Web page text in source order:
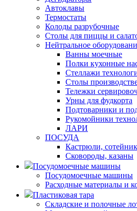
Автоклавы
Термостаты
Колоды разрубочные
Столы для пиццы и
Нейтральное
Ванны моечные
Полки кухонные
Стеллажи
Столы
Тележки
Урны для фудкорта
Подтоварники и
Рукомойники
ЛАРИ
ПОСУДА
Кастрюли,
Сковороды, казаны
Посудомоечные машины
Посудомоечные машины
Расходные материалы и
Пластиковая тара
Складские и полочные